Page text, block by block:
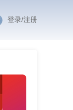
登录/注册